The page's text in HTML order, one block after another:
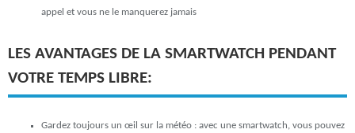
appel et vous ne le manquerez jamais
LES AVANTAGES DE LA SMARTWATCH PENDANT
VOTRE TEMPS LIBRE:
Gardez toujours un œil sur la météo : avec une smartwatch, vous pouvez